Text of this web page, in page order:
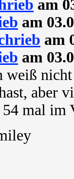
am
am
am
am
weiß
aber
mal im